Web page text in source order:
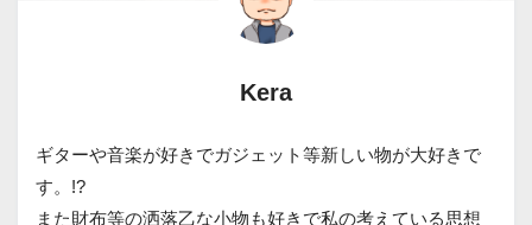
Kera
ギターや音楽が好きでガジェット等新しい物が大好きで
す。!?
また財布等の洒落乙な小物も好きで私の考えている思想